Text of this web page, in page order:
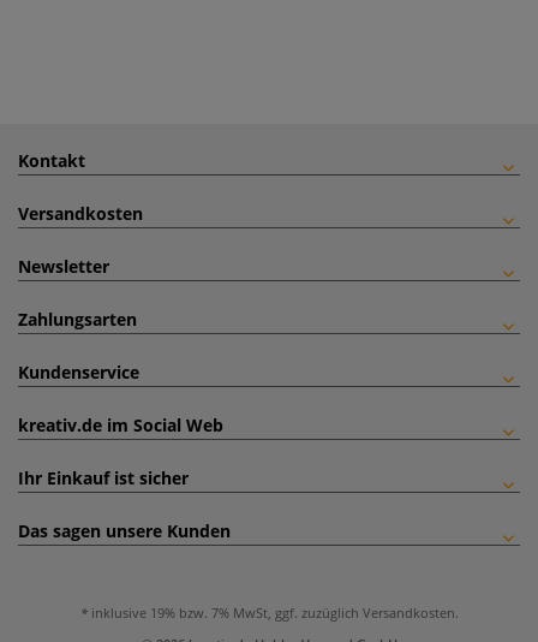
Kontakt
Versandkosten
Newsletter
Zahlungsarten
Kundenservice
kreativ.de im Social Web
Ihr Einkauf ist sicher
Das sagen unsere Kunden
inklusive 19% bzw. 7% MwSt, ggf. zuzüglich Versandkosten.